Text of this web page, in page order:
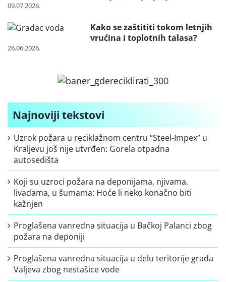
09.07.2026.
Kako se zaštititi tokom letnjih
vrućina i toplotnih talasa?
26.06.2026.
Najnoviji tekstovi
Uzrok požara u reciklažnom centru “Steel-Impex” u
Kraljevu još nije utvrđen: Gorela otpadna
autosedišta
Koji su uzroci požara na deponijama, njivama,
livadama, u šumama: Hoće li neko konačno biti
kažnjen
Proglašena vanredna situacija u Bačkoj Palanci zbog
požara na deponiji
Proglašena vanredna situacija u delu teritorije grada
Valjeva zbog nestašice vode